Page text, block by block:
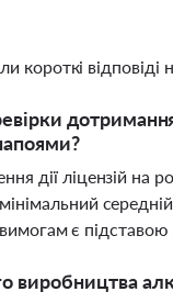
короткі відповіді
дії ліцензій на
вимогам є